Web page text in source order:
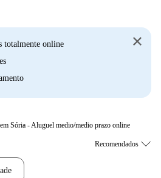
totalmente online
Sória - Aluguel medio/medio prazo online